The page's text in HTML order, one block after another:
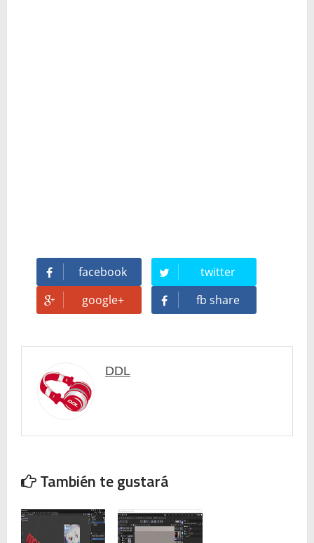
facebook
twitter
google+
fb share
DDL
También te gustará